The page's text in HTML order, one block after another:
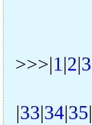
>>>|1|2|3
|33|34|35|